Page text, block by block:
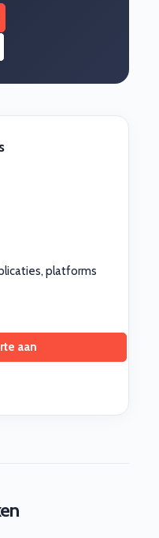
platforms
aan